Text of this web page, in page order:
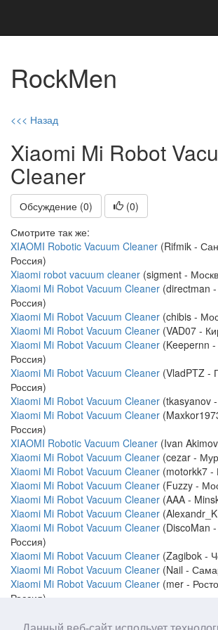
RockMen
<<< Назад
Xiaomi Mi Robot
Cleaner
Обсуждение (0) (0)
Смотрите так же:
XIAOMI Robotic Vacuum Cleaner (Rifmik -
Россия)
Xiaomi robot vacuum cleaner (sigment -
Xiaomi Mi Robot Vacuum Cleaner (directman -
Россия)
Xiaomi Mi Robot Vacuum Cleaner (chibis -
Xiaomi Mi Robot Vacuum Cleaner (VAD07 -
Xiaomi Mi Robot Vacuum Cleaner (Keepernn
Россия)
Xiaomi Mi Robot Vacuum Cleaner (VladPTZ -
Россия)
Xiaomi Mi Robot Vacuum Cleaner (tkasyanov
Xiaomi Mi Robot Vacuum Cleaner
Россия)
XIAOMI Robotic Vacuum Cleaner (Ivan
Xiaomi Mi Robot Vacuum Cleaner (cezar -
Xiaomi Mi Robot Vacuum Cleaner (motorkk7
Xiaomi Mi Robot Vacuum Cleaner (Fuzzy -
Xiaomi Mi Robot Vacuum Cleaner (AAA -
Xiaomi Mi Robot Vacuum Cleaner
Xiaomi Mi Robot Vacuum Cleaner (DiscoMan
Россия)
Xiaomi Mi Robot Vacuum Cleaner (Zagibok -
Xiaomi Mi Robot Vacuum Cleaner (Nail -
Xiaomi Mi Robot Vacuum Cleaner (mer -
Россия)
(Toxa1994